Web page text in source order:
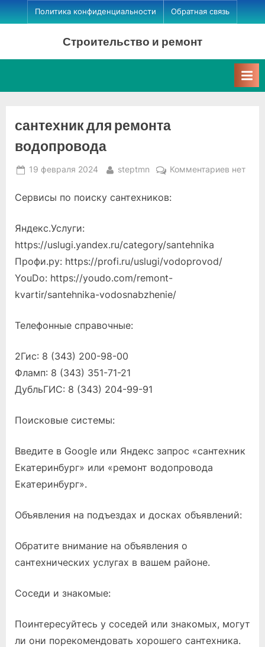
Skip
to
Политика конфиденциальности Обратная связь
Строительство и ремонт
сантехник для ремонта
водопровода
Posted
19 февраля 2024 By
steptmn Комментариевкнет
Сервисы по поиску сантехников:
Яндекс.Услуги:
https://uslugi.yandex.ru/category/santehnika
Профи.ру: https://profi.ru/uslugi/vodoprovod/
YouDo: https://youdo.com/remont-
kvartir/santehnika-vodosnabzhenie/
Телефонные справочные:
2Гис: 8 (343) 200-98-00
Фламп: 8 (343) 351-71-21
ДубльГИС: 8 (343) 204-99-91
Поисковые системы:
Введите в Google или Яндекс запрос «сантехник
Екатеринбург» или «ремонт водопровода
Екатеринбург».
Объявления на подъездах и досках объявлений:
Обратите внимание на объявления о
сантехнических услугах в вашем районе.
Соседи и знакомые:
Поинтересуйтесь у соседей или знакомых, могут
ли они порекомендовать хорошего сантехника.